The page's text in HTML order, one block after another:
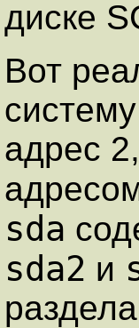
диске
Вот
адрес
sda
sda2 и